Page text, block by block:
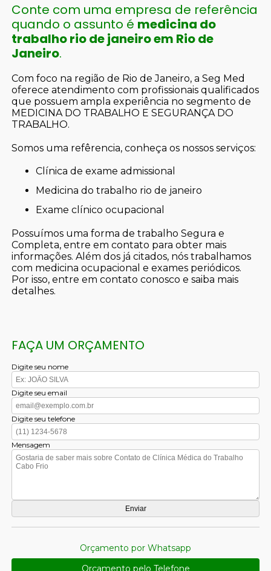
Conte com uma empresa de referência
quando o assunto é medicina do
trabalho rio de janeiro em Rio de
Janeiro.
Com foco na região de Rio de Janeiro, a Seg Med
oferece atendimento com profissionais qualificados
que possuem ampla experiência no segmento de
MEDICINA DO TRABALHO E SEGURANÇA DO
TRABALHO.
Somos uma refêrencia, conheça os nossos serviços:
clínica de exame admissional
medicina do trabalho rio de janeiro
exame clínico ocupacional
Possuímos uma forma de trabalho Segura e
Completa, entre em contato para obter mais
informações. Além dos já citados, nós trabalhamos
com medicina ocupacional e exames periódicos.
Por isso, entre em contato conosco e saiba mais
detalhes.
FAÇA UM ORÇAMENTO
Digite seu nome
Digite seu email
Digite seu telefone
Mensagem
Orçamento por Whatsapp
Orçamento pelo Telefone